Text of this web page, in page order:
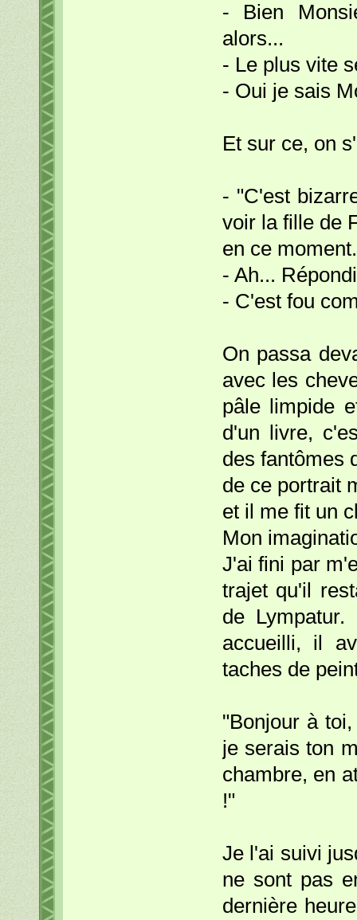
- Bien
alors...
- Le plus vite
- Oui je sais
Et sur ce, on
- "C'est
voir la fille de
en ce moment.
- Ah...
- C'est fou
On passa
avec les
pâle limpide
d'un livre,
des fantômes
de ce portrait
et il me fit un
Mon
J'ai fini par
trajet qu'il
de
accueilli, il
taches de
"Bonjour à
je serais ton
chambre, en
!"
Je l'ai suivi
ne sont pas
dernière